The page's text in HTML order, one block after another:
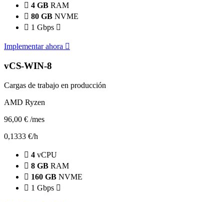
4 GB RAM
80 GB NVME
1 Gbps
Implementar ahora
vCS-WIN-8
Cargas de trabajo en producción
AMD Ryzen
96,00 € /mes
0,1333 €/h
4 vCPU
8 GB RAM
160 GB NVME
1 Gbps